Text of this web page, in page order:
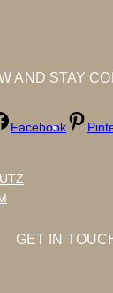
AND STAY
Facebook
GET IN